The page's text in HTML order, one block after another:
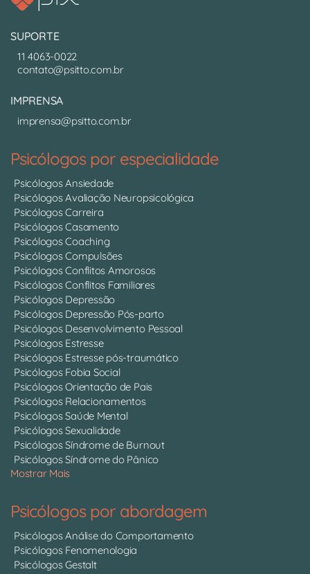
SUPORTE
11 4063-0022
contato@psitto.com.br
IMPRENSA
imprensa@psitto.com.br
Psicólogos por especialidade
Psicólogos Ansiedade
Psicólogos Avaliação Neuropsicológica
Psicólogos Carreira
Psicólogos Casamento
Psicólogos Coaching
Psicólogos Compulsões
Psicólogos Conflitos Amorosos
Psicólogos Conflitos Familiares
Psicólogos Depressão
Psicólogos Depressão Pós-parto
Psicólogos Desenvolvimento Pessoal
Psicólogos Estresse
Psicólogos Estresse pós-traumático
Psicólogos Fobia Social
Psicólogos Orientação de Pais
Psicólogos Relacionamentos
Psicólogos Saúde Mental
Psicólogos Sexualidade
Psicólogos Síndrome de Burnout
Psicólogos Síndrome do Pânico
Mostrar Mais
Psicólogos por abordagem
Psicólogos Análise do Comportamento
Psicólogos Fenomenologia
Psicólogos Gestalt